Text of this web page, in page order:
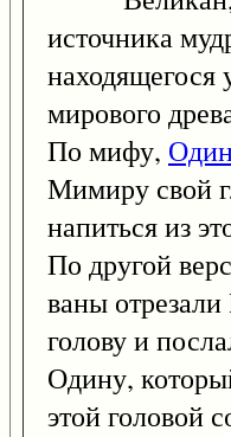
источника
находящегося
мирового
По мифу,
Мимиру свой
напиться из
По другой
ваны
голову и
Одину,
этой головой